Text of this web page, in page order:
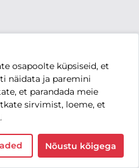
osapoolte küpsiseid, et
näidata ja paremini
et parandada meie
sirvimist, loeme, et
Nõustu kõigega